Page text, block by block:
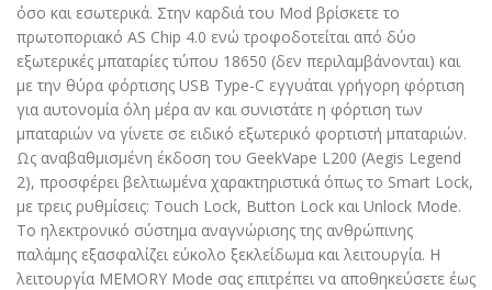
όσο και εσωτερικά. Στην καρδιά του Mod βρίσκετε το
πρωτοποριακό AS Chip 4.0 ενώ τροφοδοτείται από δύο
εξωτερικές μπαταρίες τύπου 18650 (δεν περιλαμβάνονται) και
με την θύρα φόρτισης USB Type-C εγγυάται γρήγορη φόρτιση
για αυτονομία όλη μέρα αν και συνιστάτε η φόρτιση των
μπαταριών να γίνετε σε ειδικό εξωτερικό φορτιστή μπαταριών.
Ως αναβαθμισμένη έκδοση του GeekVape L200 (Aegis Legend
2), προσφέρει βελτιωμένα χαρακτηριστικά όπως το Smart Lock,
με τρεις ρυθμίσεις: Touch Lock, Button Lock και Unlock Mode.
Το ηλεκτρονικό σύστημα αναγνώρισης της ανθρώπινης
παλάμης εξασφαλίζει εύκολο ξεκλείδωμα και λειτουργία. Η
λειτουργία MEMORY Mode σας επιτρέπει να αποθηκεύσετε έως